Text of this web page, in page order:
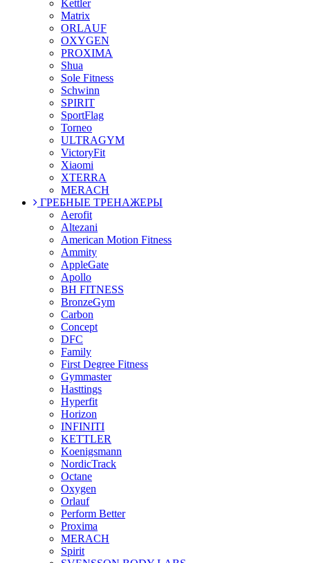
Kettler
Matrix
ORLAUF
OXYGEN
PROXIMA
Shua
Sole Fitness
Schwinn
SPIRIT
SportFlag
Torneo
ULTRAGYM
VictoryFit
Xiaomi
XTERRA
MERACH
ГРЕБНЫЕ ТРЕНАЖЕРЫ
Aerofit
Altezani
American Motion Fitness
Ammity
AppleGate
Apollo
BH FITNESS
BronzeGym
Carbon
Concept
DFC
Family
First Degree Fitness
Gymmaster
Hasttings
Hyperfit
Horizon
INFINITI
KETTLER
Koenigsmann
NordicTrack
Octane
Oxygen
Orlauf
Perform Better
Proxima
MERACH
Spirit